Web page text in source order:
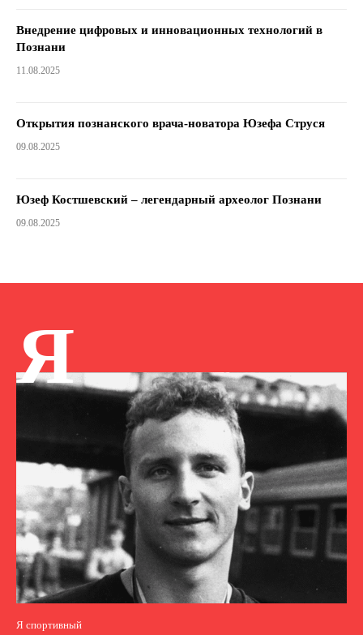
Внедрение цифровых и инновационных технологий в
Познани
11.08.2025
Открытия познанского врача-новатора Юзефа Струся
09.08.2025
Юзеф Костшевский – легендарный археолог Познани
09.08.2025
Я
Я спортивный